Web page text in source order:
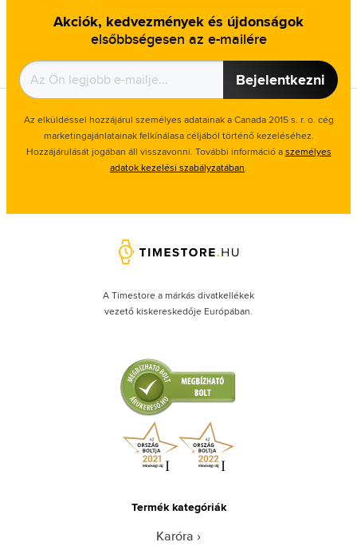
Akciók, kedvezmények és újdonságok
elsőbbségesen az e-mailére
Bejelentkezni
Az elküldéssel hozzájárul személyes adatainak a Canada 2015 s. r. o. cég
marketingajánlatainak felkínálasa céljából történő kezeléséhez.
Hozzájárulását jogában áll visszavonni. További információ aszemélyes
adatok kezelési szabályzatában.
A Timestore a márkás divatkellékek
vezető kiskereskedője Európában.
Termék kategóriák
Karóra